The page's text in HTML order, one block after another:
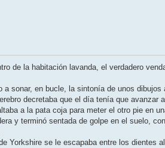
de la habitación lavanda, el verdadero
sonar, en bucle, la sintonía de unos dibujos
decretaba que el día tenía que avanzar
a la pata coja para meter el otro pie en
y terminó sentada de golpe en el suelo,
Yorkshire se le escapaba entre los dientes